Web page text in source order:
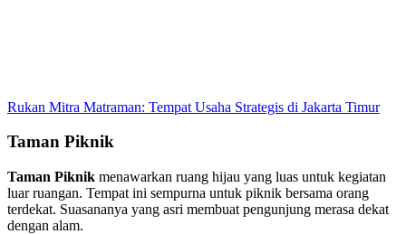
Rukan Mitra Matraman: Tempat Usaha Strategis di Jakarta Timur
Taman Piknik
Taman Piknik menawarkan ruang hijau yang luas untuk kegiatan
luar ruangan. Tempat ini sempurna untuk piknik bersama orang
terdekat. Suasananya yang asri membuat pengunjung merasa dekat
dengan alam.